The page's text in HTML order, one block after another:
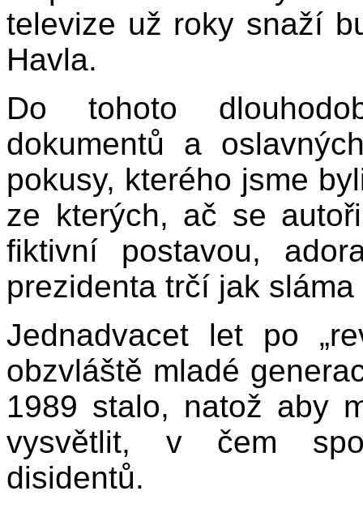
televize už roky snaží
Havla.
Do tohoto
dokumentů a
pokusy, kterého jsme
ze kterých, ač se
fiktivní postavou,
prezidenta trčí jak sláma
Jednadvacet let po
obzvláště mladé
1989 stalo, natož aby
vysvětlit, v čem
disidentů.